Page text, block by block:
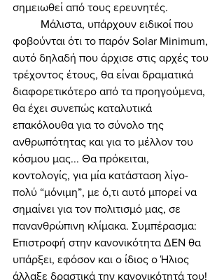
σημειωθεί από τους ερευνητές.
φοβούνται ότι το παρόν Solar Minimum,
αυτό δηλαδή που άρχισε στις αρχές του
τρέχοντος έτους, θα είναι δραματικά
διαφορετικότερο από τα προηγούμενα,
θα έχει συνεπώς καταλυτικά
επακόλουθα για το σύνολο της
ανθρωπότητας και για το μέλλον του
κόσμου μας... Θα πρόκειται,
κοντολογίς, για μία κατάσταση λίγο-
πολύ “μόνιμη”, με ό,τι αυτό μπορεί να
σημαίνει για τον πολιτισμό μας, σε
πανανθρώπινη κλίμακα. Συμπέρασμα:
Επιστροφή στην κανονικότητα ΔΕΝ θα
υπάρξει, εφόσον και ο ίδιος ο Ήλιος
άλλαξε δραστικά την κανονικότητά του!